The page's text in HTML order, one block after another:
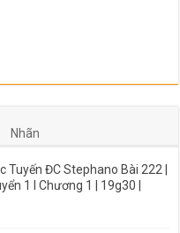
Nhãn
Tuyến ĐC Stephano Bài 222 |
1 I Chương 1 | 19g30 |